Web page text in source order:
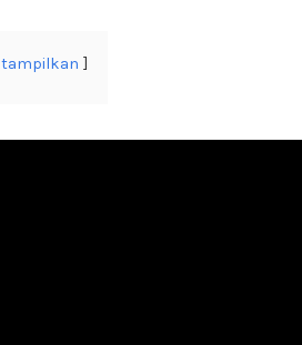
tampilkan